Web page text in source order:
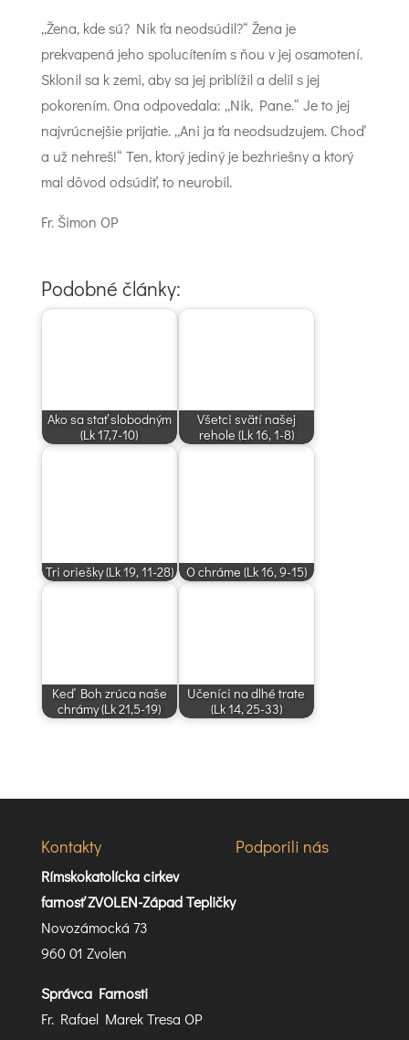
„Žena, kde sú? Nik ťa neodsúdil?“ Žena je
prekvapená jeho spolucítením s ňou v jej osamotení.
Sklonil sa k zemi, aby sa jej priblížil a delil s jej
pokorením. Ona odpovedala: „Nik, Pane.“ Je to jej
najvrúcnejšie prijatie. „Ani ja ťa neodsudzujem. Choď
a už nehreš!“ Ten, ktorý jediný je bezhriešny a ktorý
mal dôvod odsúdiť, to neurobil.
Fr. Šimon OP
Podobné články:
Ako sa stať slobodným
(Lk 17,7-10)
Všetci svätí našej
rehole (Lk 16, 1-8)
Tri oriešky (Lk 19, 11-28) O chráme (Lk 16, 9-15)
Keď Boh zrúca naše
chrámy (Lk 21,5-19)
Učeníci na dlhé trate
(Lk 14, 25-33)
Kontakty
Rímskokatolícka cirkev
farnosť ZVOLEN-Západ Tepličky
Novozámocká 73
960 01 Zvolen
Správca Farnosti
Fr. Rafael Marek Tresa OP
Podporili nás